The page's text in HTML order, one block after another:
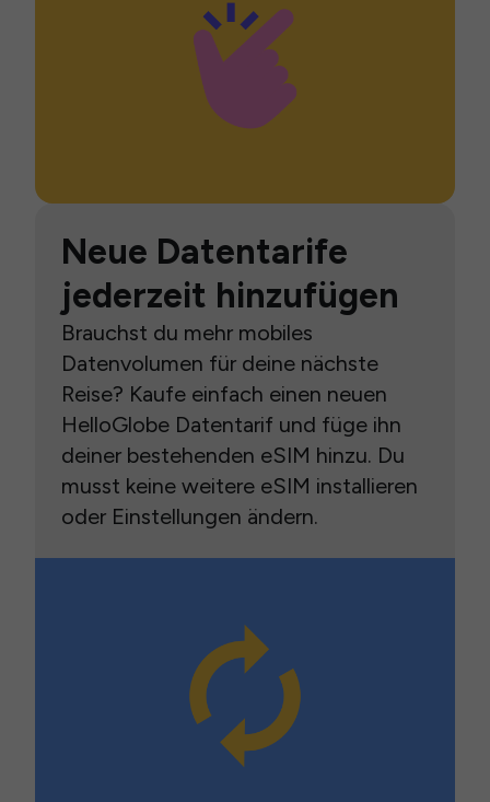
Neue Datentarife
jederzeit hinzufügen
Brauchst du mehr mobiles
Datenvolumen für deine nächste
Reise? Kaufe einfach einen neuen
HelloGlobe Datentarif und füge ihn
deiner bestehenden eSIM hinzu. Du
musst keine weitere eSIM installieren
oder Einstellungen ändern.